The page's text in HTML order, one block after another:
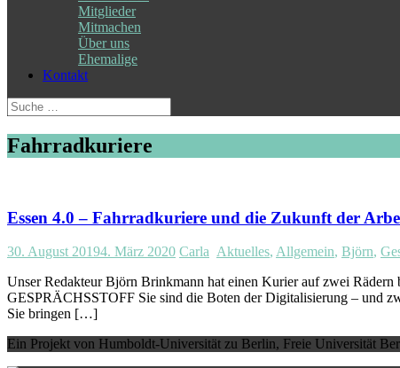
Mitglieder
Mitmachen
Über uns
Ehemalige
Kontakt
Suche
nach:
Fahrradkuriere
Essen 4.0 – Fahrradkuriere und die Zukunft der
30. August 20194. März 2020 Carla Aktuelles, Allgemein, Björn,
Unser Redakteur Björn Brinkmann hat einen Kurier auf zwei
GESPRÄCHSSTOFF Sie sind die Boten der Digitalisierung – und
Sie bringen […]
Ein Projekt von Humboldt-Universität zu Berlin, Freie Universität